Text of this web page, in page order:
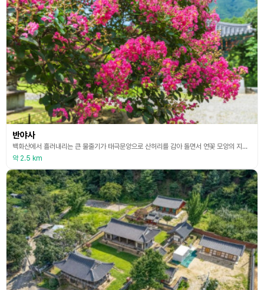
반야사
백화산에서 흘러내리는 큰 물줄기가 태극문양으로 산허리를 감아 돌면서 연꽃 모양의 지형을 이루는데 연꽃 중심에 반야사가 위치해 있다. 호랑이를 품고 있는 절로도 알려져 있으며 신라 성덕왕 27년(728년) 원효대사의 10대 제자 중 하나인 상원화상이 창건한 천년의 사찰이다. 뒤에 고려 충숙왕 12년(1325년) 학조대사가 중수하였고 1464년(세조 10) 세조의 허락을 얻어 크게 중창하였다. 극락전은 언제 중건되었는지 확실치 않으나 근래 수리하고 단청해서
약 2.5 km